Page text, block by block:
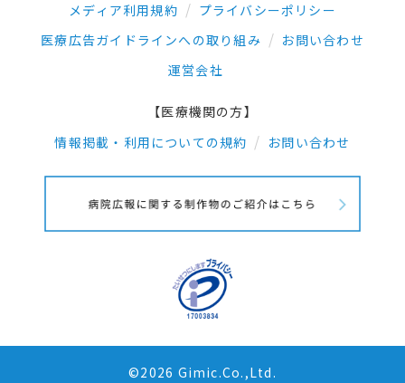
メディア利用規約
プライバシーポリシー
医療広告ガイドラインへの取り組み
お問い合わせ
運営会社
【医療機関の方】
情報掲載・利用についての規約
お問い合わせ
©2026 Gimic.Co.,Ltd.